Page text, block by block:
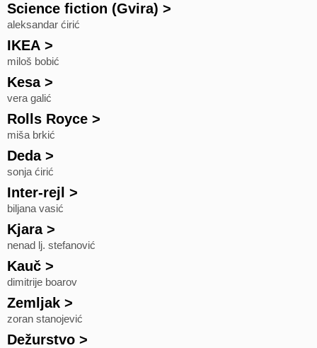
Science fiction (Gvira) >
aleksandar ćirić
IKEA >
miloš bobić
Kesa>
vera galić
Rolls Royce >
miša brkić
Deda>
sonja ćirić
Inter-rejl >
biljana vasić
Kjara>
nenad lj. stefanović
Kauč >
dimitrije boarov
Zemljak >
zoran stanojević
Dežurstvo >